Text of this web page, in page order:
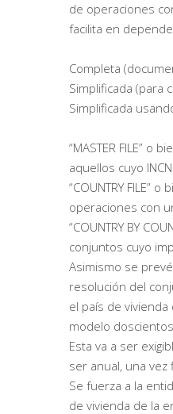
de operaciones
facilita en
Completa
Simplificada (para
Simplificada
“MASTER FILE”
aquellos cuyo
“COUNTRY
operaciones con
“COUNTRY BY
conjuntos cuyo
Asimismo se
resolución del
el país de
modelo
Esta va a ser
ser anual, una
Se fuerza a la
de vivienda de la